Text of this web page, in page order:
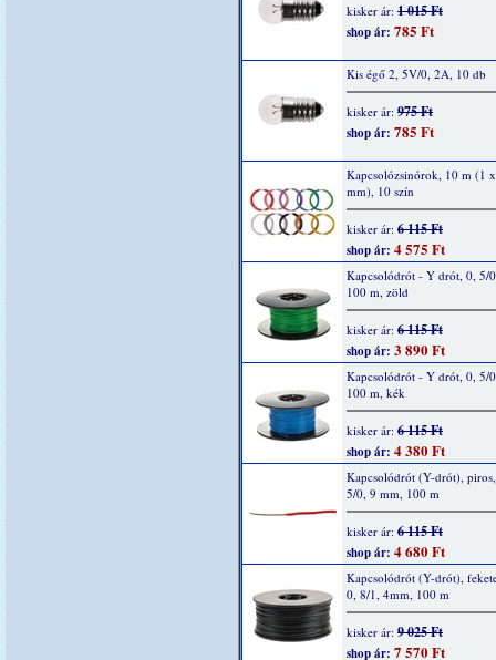
kisker ár: 1 015 Ft
shop ár: 785 Ft
Kis égő 2, 5V/0, 2A, 10 db
kisker ár: 975 Ft
shop ár: 785 Ft
Kapcsolózsinórok, 10 m (1
mm), 10 szín
kisker ár: 6 115 Ft
shop ár: 4 575 Ft
Kapcsolódrót - Y drót, 0, 5/
100 m, zöld
kisker ár: 6 115 Ft
shop ár: 3 890 Ft
Kapcsolódrót - Y drót, 0, 5/
100 m, kék
kisker ár: 6 115 Ft
shop ár: 4 380 Ft
Kapcsolódrót (Y-drót),
5/0, 9 mm, 100 m
kisker ár: 6 115 Ft
shop ár: 4 680 Ft
Kapcsolódrót (Y-drót),
0, 8/1, 4mm, 100 m
kisker ár: 9 025 Ft
shop ár: 7 570 Ft